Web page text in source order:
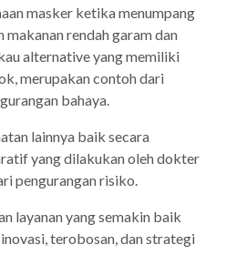
masker ketika menumpang
makanan rendah garam dan
alternative yang memiliki
merupakan contoh dari
bahaya.
lainnya baik secara
yang dilakukan oleh dokter
pengurangan risiko.
layanan yang semakin baik
terobosan, dan strategi